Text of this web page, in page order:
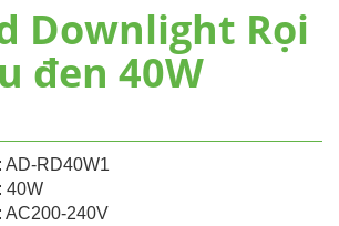
Downlight Rọi
đen 40W
: AD-RD40W1
: 40W
: AC200-240V